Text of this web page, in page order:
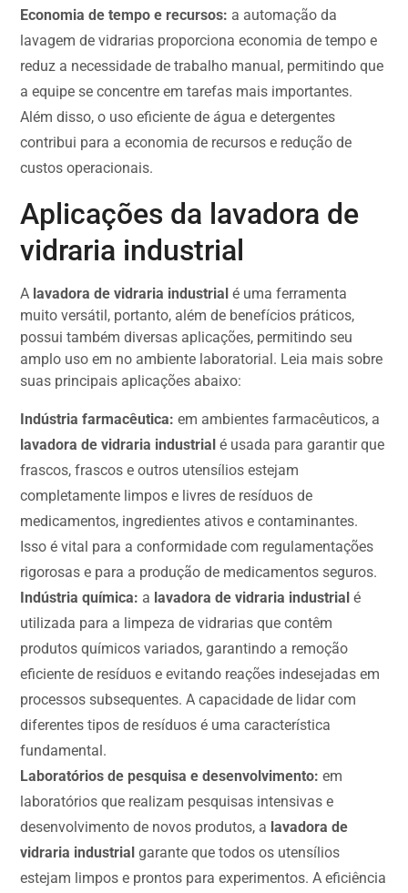
Economia de tempo e recursos: a automação da
lavagem de vidrarias proporciona economia de tempo e
reduz a necessidade de trabalho manual, permitindo que
a equipe se concentre em tarefas mais importantes.
Além disso, o uso eficiente de água e detergentes
contribui para a economia de recursos e redução de
custos operacionais.
Aplicações da lavadora de
vidraria industrial
A lavadora de vidraria industrial é uma ferramenta
muito versátil, portanto, além de benefícios práticos,
possui também diversas aplicações, permitindo seu
amplo uso em no ambiente laboratorial. Leia mais sobre
suas principais aplicações abaixo:
Indústria farmacêutica: em ambientes farmacêuticos, a
lavadora de vidraria industrial é usada para garantir que
frascos, frascos e outros utensílios estejam
completamente limpos e livres de resíduos de
medicamentos, ingredientes ativos e contaminantes.
Isso é vital para a conformidade com regulamentações
rigorosas e para a produção de medicamentos seguros.
Indústria química: a lavadora de vidraria industrial é
utilizada para a limpeza de vidrarias que contêm
produtos químicos variados, garantindo a remoção
eficiente de resíduos e evitando reações indesejadas em
processos subsequentes. A capacidade de lidar com
diferentes tipos de resíduos é uma característica
fundamental.
Laboratórios de pesquisa e desenvolvimento: em
laboratórios que realizam pesquisas intensivas e
desenvolvimento de novos produtos, a lavadora de
vidraria industrial garante que todos os utensílios
estejam limpos e prontos para experimentos. A eficiência